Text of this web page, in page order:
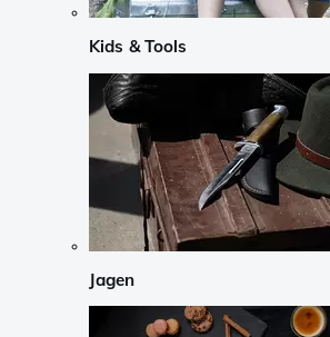
Kids & Tools
Jagen